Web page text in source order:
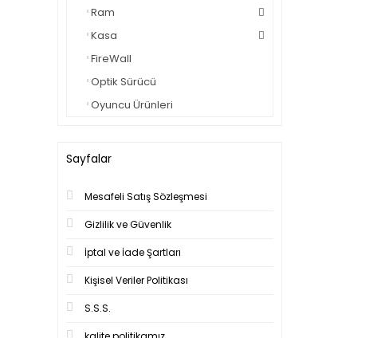
Ram
Kasa
FireWall
Optik Sürücü
Oyuncu Ürünleri
Sayfalar
Mesafeli Satış Sözleşmesi
Gizlilik ve Güvenlik
İptal ve İade Şartları
Kişisel Veriler Politikası
S.S.S.